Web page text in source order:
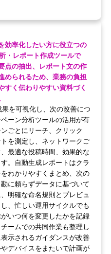
効率化したい方に役立つの
・レポート作成ツールで
点の抽出、レポート文の作
められるため、業務の負担
すく伝わりやすい資料づく
を可視化し、次の改善につ
ーン分析ツールの活用が有
ごとにリーチ、クリック
を測定し、ネットワークご
最適な投稿時間、効果的な
。自動生成レポートはクラ
わかりやすくまとめ、次の
に頼らずデータに基づいて
明確な命名規則とプレビュ
、忙しい運用サイクルでも
いつ何を変更したかを記録
ームでの共同作業も整理し
示されるガイダンスが改善
デバイスをまたいで計画が